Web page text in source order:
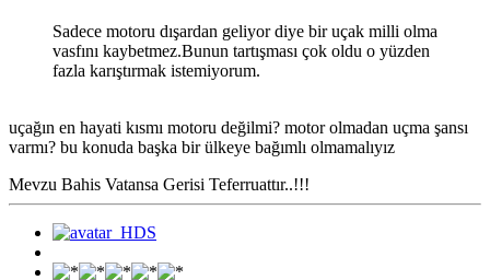
Sadece motoru dışardan geliyor diye bir uçak milli olma
vasfını kaybetmez.Bunun tartışması çok oldu o yüzden
fazla karıştırmak istemiyorum.
uçağın en hayati kısmı motoru değilmi? motor olmadan uçma şansı
varmı? bu konuda başka bir ülkeye bağımlı olmamalıyız
Mevzu Bahis Vatansa Gerisi Teferruattır..!!!